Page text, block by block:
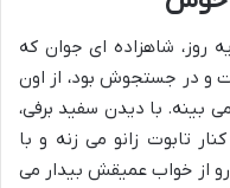
روز، شاهزاده ای جوان که
و در جستجوش بود، از اون
بینه. با دیدن سفید برفی،
تابوت زانو می زنه و با
از خواب عمیقش بیدار می